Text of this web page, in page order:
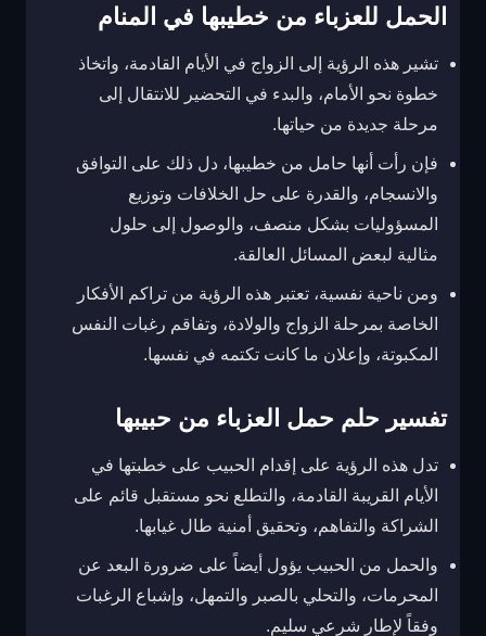
الحمل للعزباء من خطيبها في المنام
تشير هذه الرؤية إلى الزواج في الأيام القادمة، واتخاذ
خطوة نحو الأمام، والبدء في التحضير للانتقال إلى
مرحلة جديدة من حياتها.
فإن رأت أنها حامل من خطيبها، دل ذلك على التوافق
والانسجام، والقدرة على حل الخلافات وتوزيع
المسؤوليات بشكل منصف، والوصول إلى حلول
مثالية لبعض المسائل العالقة.
ومن ناحية نفسية، تعتبر هذه الرؤية من تراكم الأفكار
الخاصة بمرحلة الزواج والولادة، وتفاقم رغبات النفس
المكبوتة، وإعلان ما كانت تكتمه في نفسها.
تفسير حلم حمل العزباء من حبيبها
تدل هذه الرؤية على إقدام الحبيب على خطبتها في
الأيام القريبة القادمة، والتطلع نحو مستقبل قائم على
الشراكة والتفاهم، وتحقيق أمنية طال غيابها.
والحمل من الحبيب يؤول أيضاً على ضرورة البعد عن
المحرمات، والتحلي بالصبر والتمهل، وإشباع الرغبات
وفقاً لإطار شرعي سليم.